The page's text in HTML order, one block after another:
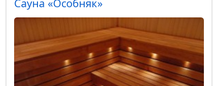
Сауна «Особняк»